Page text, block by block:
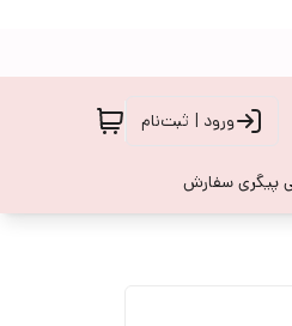
ورود | ثبت‌نام
پیگری سفارش